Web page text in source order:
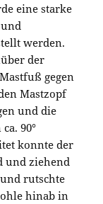
eine starke
werden.
der
gegen
Mastzopf
und die
90°
konnte der
und ziehend
rutschte
hinab in